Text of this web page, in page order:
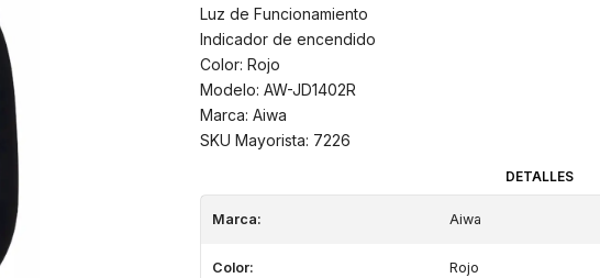
Luz de Funcionamiento
Indicador de encendido
Color: Rojo
Modelo: AW-JD1402R
Marca: Aiwa
SKU Mayorista: 7226
DETALLES
Marca: Aiwa
Color: Rojo